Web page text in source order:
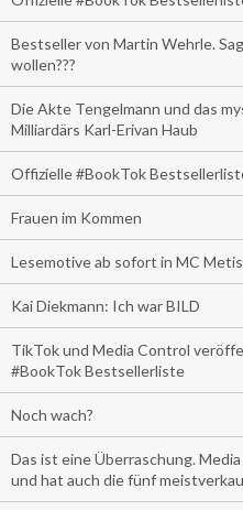
Bestseller von Martin Wehrle.
wollen???
Die Akte Tengelmann und das
Milliardärs Karl-Erivan Haub
Offizielle #BookTok
Frauen im Kommen
Lesemotive ab sofort in MC Metis
Kai Diekmann: Ich war BILD
TikTok und Media Control
#BookTok Bestsellerliste
Noch wach?
Das ist eine Überraschung.
und hat auch die fünf